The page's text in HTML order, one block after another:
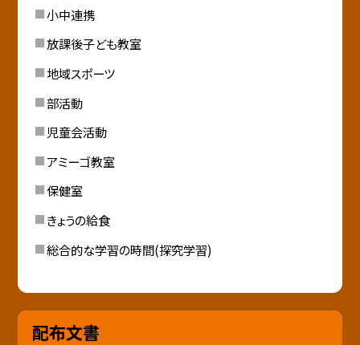
小中連携
放課後子ども教室
地域スポーツ
部活動
児童会活動
アミーゴ教室
保健室
きょうの給食
総合的な学習の時間(探究学習)
配布文書